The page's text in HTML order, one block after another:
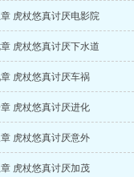
虎杖悠真讨厌电影院
虎杖悠真讨厌下水道
虎杖悠真讨厌车祸
虎杖悠真讨厌进化
虎杖悠真讨厌意外
虎杖悠真讨厌加茂